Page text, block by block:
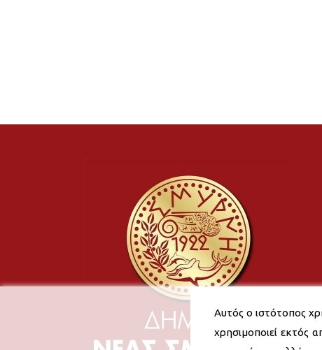
Αυτός ο ιστότοπος
χρησιμοποιεί εκτός